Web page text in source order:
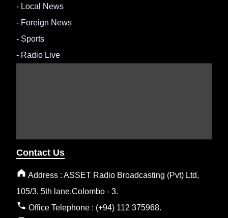
- Local News
- Foreign News
- Sports
- Radio Live
Contact Us
Address : ASSET Radio Broadcasting (Pvt) Ltd,
105/3, 5th lane,Colombo - 3.
Office Telephone : (+94) 112 375968.